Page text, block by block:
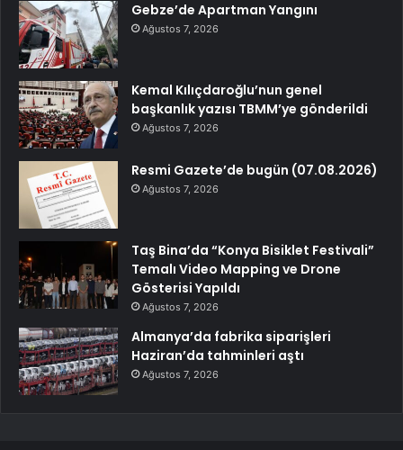
Gebze’de Apartman Yangını
Ağustos 7, 2026
Kemal Kılıçdaroğlu’nun genel
başkanlık yazısı TBMM’ye gönderildi
Ağustos 7, 2026
Resmi Gazete’de bugün (07.08.2026)
Ağustos 7, 2026
Taş Bina’da “Konya Bisiklet Festivali”
Temalı Video Mapping ve Drone
Gösterisi Yapıldı
Ağustos 7, 2026
Almanya’da fabrika siparişleri
Haziran’da tahminleri aştı
Ağustos 7, 2026